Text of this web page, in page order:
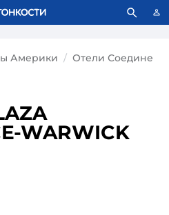
файлы. Что это значит?
Америки Отели
WARWICK